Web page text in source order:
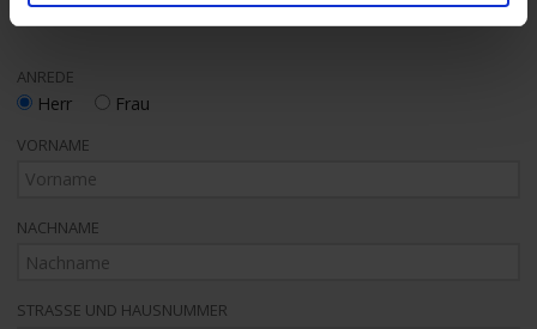
Ihre Kontaktdaten
ANREDE
Herr Frau
VORNAME
NACHNAME
STRASSE UND HAUSNUMMER